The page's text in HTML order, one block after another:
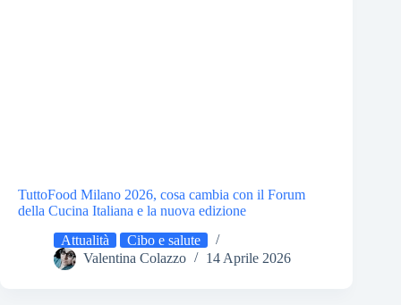
TuttoFood Milano 2026, cosa cambia con il Forum
della Cucina Italiana e la nuova edizione
Attualità
Cibo e salute
Valentina Colazzo
14 Aprile 2026